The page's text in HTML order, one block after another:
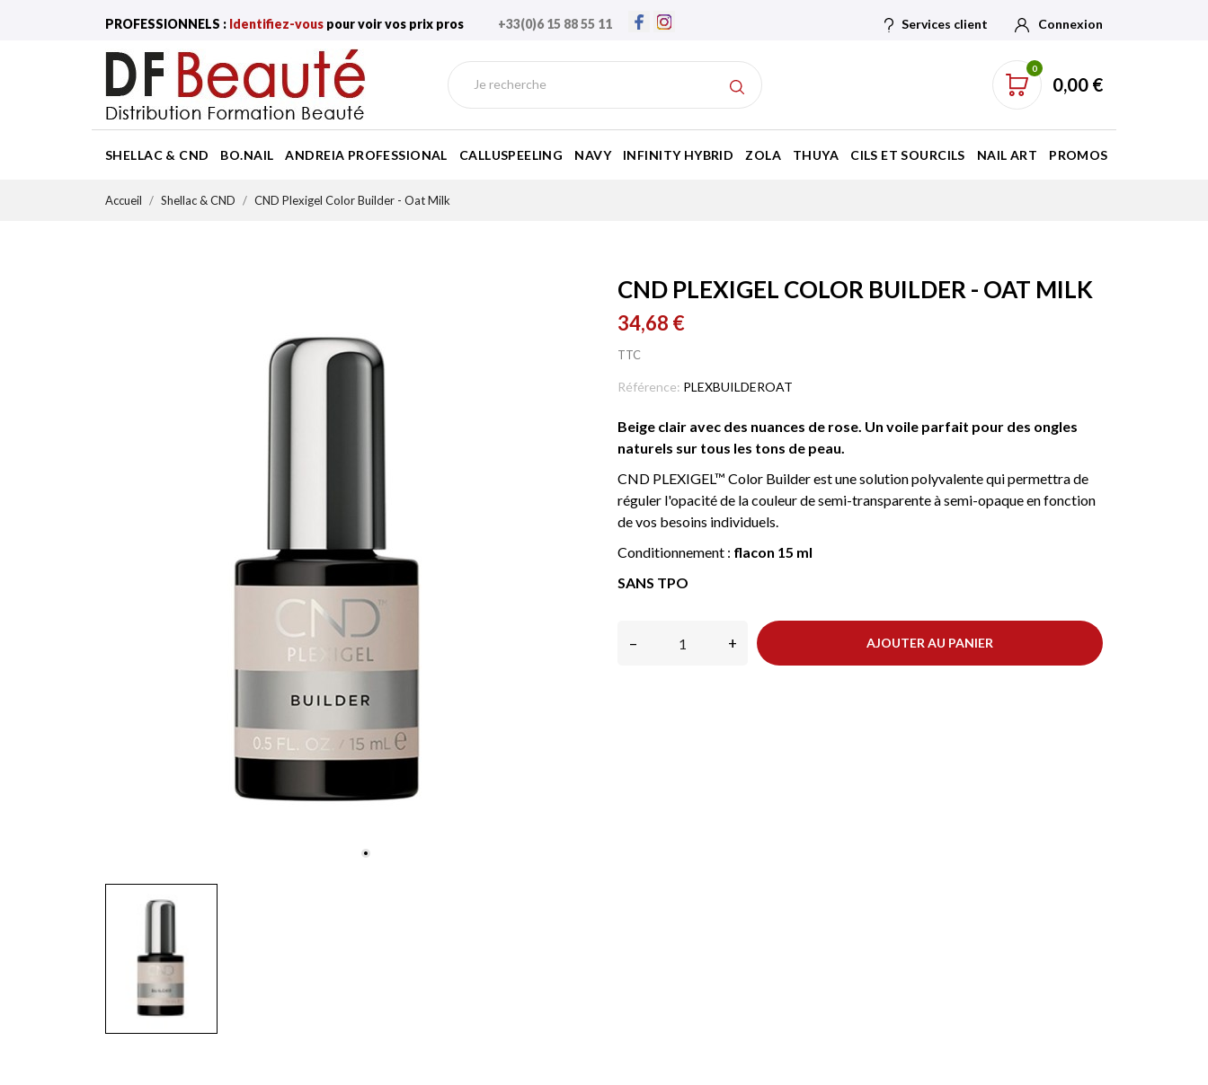
PROFESSIONNELS : Identifiez-vous pour voir vos prix pros +33(0)6 15 88 55 11 Services client Connexion
0
0,00 €
SHELLAC & CND BO.NAIL ANDREIA PROFESSIONAL CALLUSPEELING NAVY INFINITY HYBRID ZOLA THUYA CILS ET SOURCILS NAIL ART PROMOS
Accueil Shellac & CND CND Plexigel Color Builder - Oat Milk
CND PLEXIGEL COLOR BUILDER - OAT MILK
34,68 €
TTC
Référence: PLEXBUILDEROAT
Beige clair avec des nuances de rose. Un voile parfait pour des ongles
naturels sur tous les tons de peau.
CND PLEXIGEL™ Color Builder est une solution polyvalente qui permettra de
réguler l'opacité de la couleur de semi-transparente à semi-opaque en fonction
de vos besoins individuels.
Conditionnement : flacon 15 ml
SANS TPO
– + AJOUTER AU PANIER